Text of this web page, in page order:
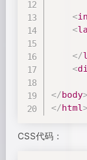
<
<
</
<
</body
</html
CSS代码：